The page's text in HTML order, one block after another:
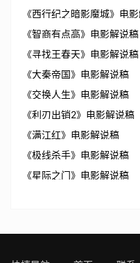
《西行纪之暗影魔城》电
《智商有点高》电影解说稿
《寻找王春天》电影解说稿
《大秦帝国》电影解说稿
《交换人生》电影解说稿
《利刃出销2》电影解说稿
《满江红》电影解说稿
《极线杀手》电影解说稿
《星际之门》电影解说稿